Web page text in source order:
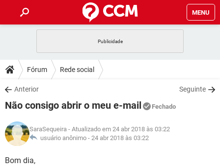
MENU
CELULAR
OUTLOOK
INSTAGRAM GMAIL
GUIA DE COMPRAS
DICAS
JOGOS
INSTAGRAM GMAIL
GUIA DE COMPRAS
DOWNLOADS
JOGOS WHATSAPP
CELULAR
OUTLOOK EXCEL
INSTAGRAM
JOGOS WHATSAPP
CELULAR
OUTLOOK
GLOSSÁRIO
JOGOS
Fórum Rede social
Anterior Seguinte
Não consigo abrir o meu e-mail Fechado
SaraSequeira - Atualizado em 24 abr 2018 às 03:22
usuário anônimo - 24 abr 2018 às 03:22
Bom dia,